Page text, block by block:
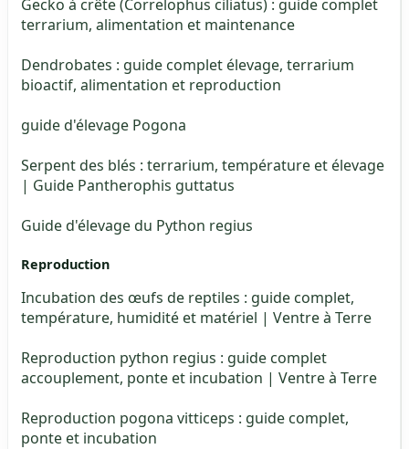
Gecko à crête (Correlophus ciliatus) : guide complet
terrarium, alimentation et maintenance
Dendrobates : guide complet élevage, terrarium
bioactif, alimentation et reproduction
guide d'élevage Pogona
Serpent des blés : terrarium, température et élevage
| Guide Pantherophis guttatus
Guide d'élevage du Python regius
Reproduction
Incubation des œufs de reptiles : guide complet,
température, humidité et matériel | Ventre à Terre
Reproduction python regius : guide complet
accouplement, ponte et incubation | Ventre à Terre
Reproduction pogona vitticeps : guide complet,
ponte et incubation